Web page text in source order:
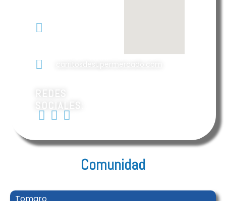
carritosdesupermercado.com
REDES
SOCIALES:
Comunidad